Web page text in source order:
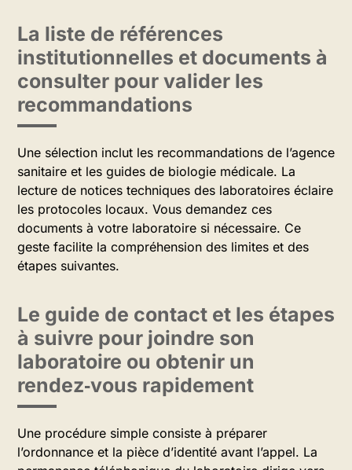
La liste de références
institutionnelles et documents à
consulter pour valider les
recommandations
Une sélection inclut les recommandations de l’agence
sanitaire et les guides de biologie médicale. La
lecture de notices techniques des laboratoires éclaire
les protocoles locaux. Vous demandez ces
documents à votre laboratoire si nécessaire. Ce
geste facilite la compréhension des limites et des
étapes suivantes.
Le guide de contact et les étapes
à suivre pour joindre son
laboratoire ou obtenir un
rendez‑vous rapidement
Une procédure simple consiste à préparer
l’ordonnance et la pièce d’identité avant l’appel. La